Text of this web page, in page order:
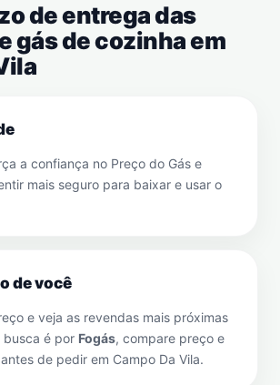
de entrega das
gás de cozinha em
a confiança no Preço do Gás e
mais seguro para baixar e usar o
de você
e veja as revendas mais próximas
busca é por Fogás, compare preço e
de pedir em Campo Da Vila.